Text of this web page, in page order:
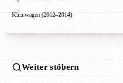
Kleinwagen (2012–2014)
Weiter stöbern